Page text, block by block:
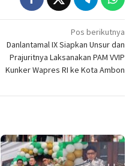
Pos berikutnya
Danlantamal IX Siapkan Unsur dan
Prajuritnya Laksanakan PAM VVIP
Kunker Wapres RI ke Kota Ambon